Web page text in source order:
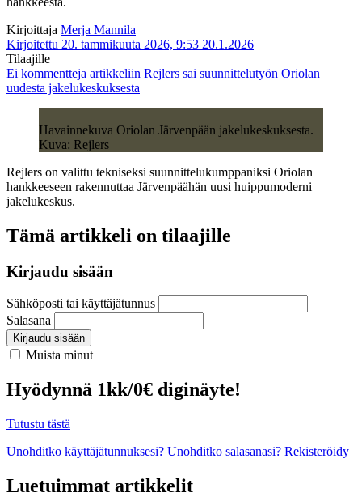
Kirjoittaja Merja Mannila
Kirjoitettu 20. tammikuuta 2026, 9:53 20.1.2026
Tilaajille
Ei kommentteja artikkeliin Rejlers sai suunnittelutyön Oriolan
uudesta jakelukeskuksesta
Havainnekuva Oriolan Järvenpään jakelukeskuksesta.
Kuva: Rejlers
Rejlers on valittu tekniseksi suunnittelukumppaniksi Oriolan
hankkeeseen rakennuttaa Järvenpäähän uusi huippumoderni
jakelukeskus.
Tämä artikkeli on tilaajille
Kirjaudu sisään
Sähköposti tai käyttäjätunnus
Salasana
Kirjaudu sisään
Muista minut
Hyödynnä 1kk/0€ diginäyte!
Tutustu tästä
Unohditko käyttäjätunnuksesi? Unohditko salasanasi? Rekisteröidy
Luetuimmat artikkelit